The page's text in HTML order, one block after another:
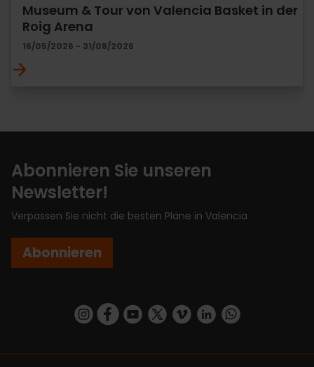
Museum & Tour von Valencia Basket in der
Roig Arena
16/05/2026 - 31/08/2026
Abonnieren Sie unseren
Newsletter!
Verpassen Sie nicht die besten Pläne in Valencia
Abonnieren
https://www.instagram.com/visit_valencia/
https://www.facebook.com/
https://www.youtube.com/user/
https://twitter.com/_VivaValencia
https://vimeo.com/
https://www.linkedin.com/company/turismo-valencia/https://api.whatsapp.com/send/